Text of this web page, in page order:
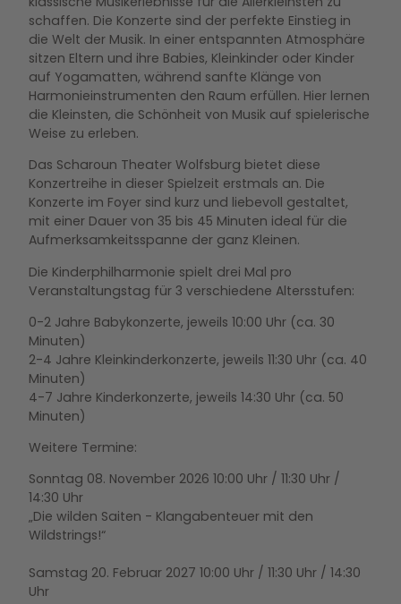
schaffen. Die Konzerte sind der perfekte Einstieg in
die Welt der Musik. In einer entspannten Atmosphäre
sitzen Eltern und ihre Babies, Kleinkinder oder Kinder
auf Yogamatten, während sanfte Klänge von
Harmonieinstrumenten den Raum erfüllen. Hier lernen
die Kleinsten, die Schönheit von Musik auf spielerische
Weise zu erleben.
Das Scharoun Theater Wolfsburg bietet diese
Konzertreihe in dieser Spielzeit erstmals an. Die
Konzerte im Foyer sind kurz und liebevoll gestaltet,
mit einer Dauer von 35 bis 45 Minuten ideal für die
Aufmerksamkeitsspanne der ganz Kleinen.
Die Kinderphilharmonie spielt drei Mal pro
Veranstaltungstag für 3 verschiedene Altersstufen:
0-2 Jahre Babykonzerte, jeweils 10:00 Uhr (ca. 30
Minuten)
2-4 Jahre Kleinkinderkonzerte, jeweils 11:30 Uhr (ca. 40
Minuten)
4-7 Jahre Kinderkonzerte, jeweils 14:30 Uhr (ca. 50
Minuten)
Weitere Termine:
Sonntag 08. November 2026 10:00 Uhr / 11:30 Uhr /
14:30 Uhr
„Die wilden Saiten - Klangabenteuer mit den
Wildstrings!“
Samstag 20. Februar 2027 10:00 Uhr / 11:30 Uhr / 14:30
Uhr